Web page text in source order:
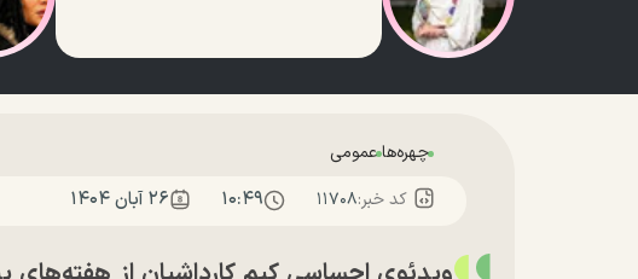
چهره‌هاعمومی
کد خبر:۱۱۷۰۸ ۱۰:۴۹ ۲۶ آبان ۱۴۰۴